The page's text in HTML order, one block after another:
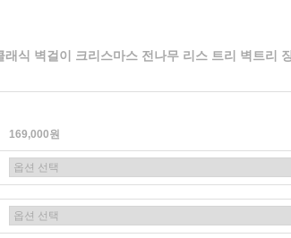
래식 벽걸이 크리스마스 전나무 리스 트리 벽트리
169,000원